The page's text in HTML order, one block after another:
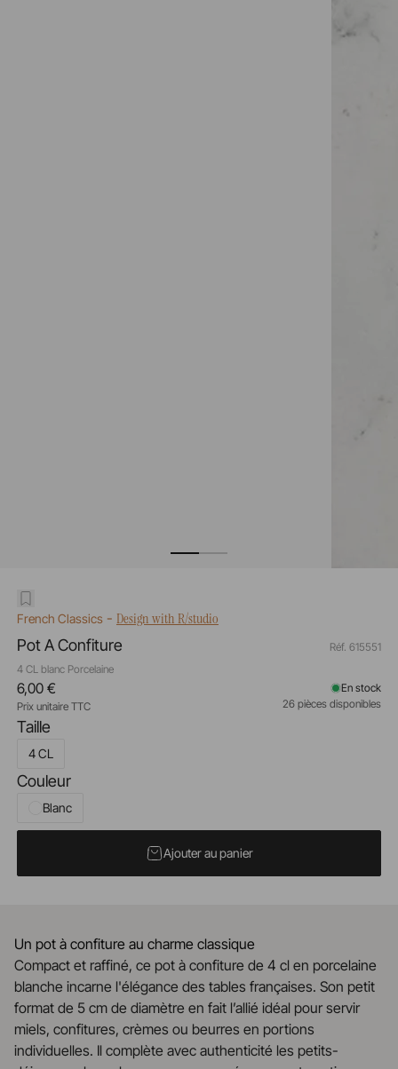
French Classics- Design with R/studio
Pot A Confiture
4 CL blanc Porcelaine
Réf. 615551
Taille
4 CL
Couleur
Blanc
6,00 €
Prix unitaire TTC
En stock
26 pièces disponibles
Ajouter au panier
Un pot à confiture au charme classique
Compact et raffiné, ce pot à confiture de 4 cl en porcelaine
blanche incarne l'élégance des tables françaises. Son petit
format de 5 cm de diamètre en fait l’allié idéal pour servir
miels, confitures, crèmes ou beurres en portions
individuelles. Il complète avec authenticité les petits-